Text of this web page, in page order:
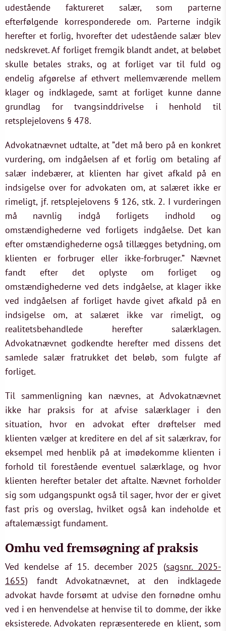
udestående faktureret salær, som parterne
efterfølgende korresponderede om. Parterne indgik
herefter et forlig, hvorefter det udestående salær blev
nedskrevet. Af forliget fremgik blandt andet, at beløbet
skulle betales straks, og at forliget var til fuld og
endelig afgørelse af ethvert mellemværende mellem
klager og indklagede, samt at forliget kunne danne
grundlag for tvangsinddrivelse i henhold til
retsplejelovens § 478.
Advokatnævnet udtalte, at ”det må bero på en konkret
vurdering, om indgåelsen af et forlig om betaling af
salær indebærer, at klienten har givet afkald på en
indsigelse over for advokaten om, at salæret ikke er
rimeligt, jf. retsplejelovens § 126, stk. 2. I vurderingen
må navnlig indgå forligets indhold og
omstændighederne ved forligets indgåelse. Det kan
efter omstændighederne også tillægges betydning, om
klienten er forbruger eller ikke-forbruger.” Nævnet
fandt efter det oplyste om forliget og
omstændighederne ved dets indgåelse, at klager ikke
ved indgåelsen af forliget havde givet afkald på en
indsigelse om, at salæret ikke var rimeligt, og
realitetsbehandlede herefter salærklagen.
Advokatnævnet godkendte herefter med dissens det
samlede salær fratrukket det beløb, som fulgte af
forliget.
Til sammenligning kan nævnes, at Advokatnævnet
ikke har praksis for at afvise salærklager i den
situation, hvor en advokat efter drøftelser med
klienten vælger at kreditere en del af sit salærkrav, for
eksempel med henblik på at imødekomme klienten i
forhold til forestående eventuel salærklage, og hvor
klienten herefter betaler det aftalte. Nævnet forholder
sig som udgangspunkt også til sager, hvor der er givet
fast pris og overslag, hvilket også kan indeholde et
aftalemæssigt fundament.
Omhu ved fremsøgning af praksis
Ved kendelse af 15. december 2025 (sagsnr. 2025-
1655) fandt Advokatnævnet, at den indklagede
advokat havde forsømt at udvise den fornødne omhu
ved i en henvendelse at henvise til to domme, der ikke
eksisterede. Advokaten repræsenterede en klient, som